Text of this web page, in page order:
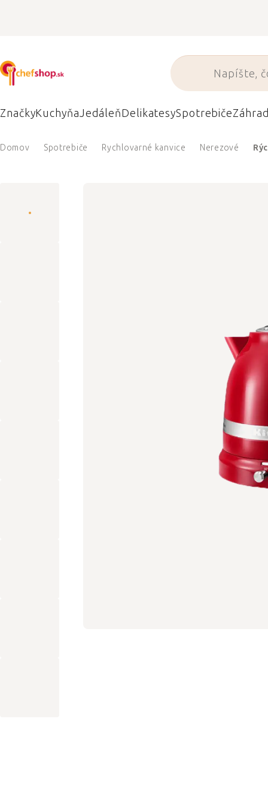
ZnačkyKuchyňaJedáleňDelikatesySpotrebiče
Domov Spotrebiče Rychlovarné kanvice Nerezové